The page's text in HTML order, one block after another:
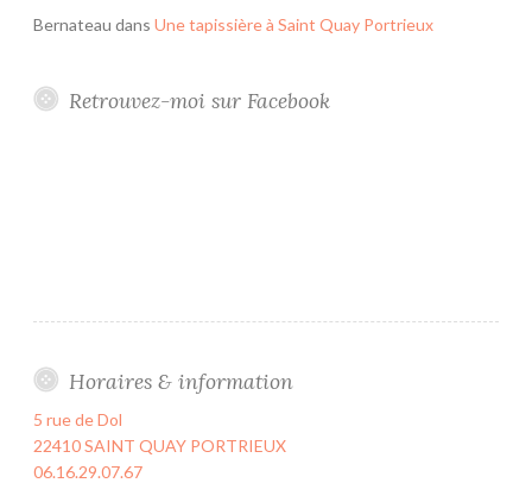
Bernateau dans Une tapissière à Saint Quay Portrieux
Retrouvez-moi sur Facebook
Horaires & information
5 rue de Dol
22410 SAINT QUAY PORTRIEUX
06.16.29.07.67